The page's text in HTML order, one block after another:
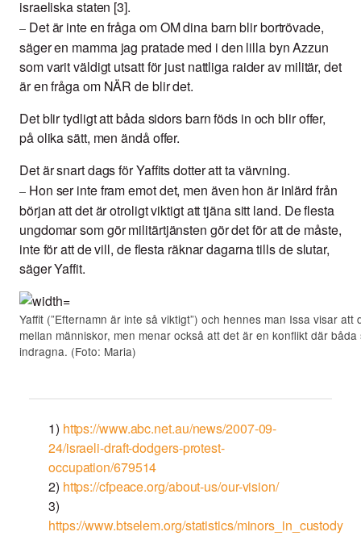
israeliska staten [3].
– Det är inte en fråga om OM dina barn blir bortrövade,
säger en mamma jag pratade med i den lilla byn Azzun
som varit väldigt utsatt för just nattliga raider av militär, det
är en fråga om NÄR de blir det.
Det blir tydligt att båda sidors barn föds in och blir offer,
på olika sätt, men ändå offer.
Det är snart dags för Yaffits dotter att ta värvning.
– Hon ser inte fram emot det, men även hon är inlärd från
början att det är otroligt viktigt att tjäna sitt land. De flesta
ungdomar som gör militärtjänsten gör det för att de måste,
inte för att de vill, de flesta räknar dagarna tills de slutar,
säger Yaffit.
Yaffit (”Efternamn är inte så viktigt”) och hennes man Issa visar
mellan människor, men menar också att det är en konflikt där
indragna. (Foto: Maria)
1) https://www.abc.net.au/news/2007-09-
24/israeli-draft-dodgers-protest-
occupation/679514
2) https://cfpeace.org/about-us/our-vision/
3)
https://www.btselem.org/statistics/minors_in_custody